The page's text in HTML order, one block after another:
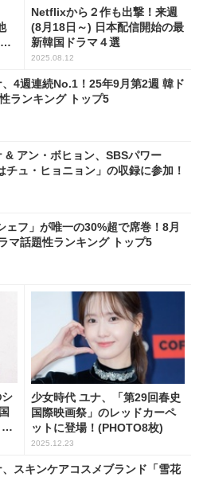
Netflixから２作も出撃！来週
(8月18日～) 日本配信開始の最
新韓国ドラマ４選
2025.08.12
4週連続No.1！25年9月第2週 韓ド
ランキング トップ5
& アン・ボヒョン、SBSパワー
チュ・ヒョニョン」の収録に参加！
ェフ」が唯一の30%超で席巻！8月
マ話題性ランキング トップ5
少女時代 ユナ、「第29回春史
国際映画祭」のレッドカーペ
ットに登場！(PHOTO8枚)
2025.12.23
スキンケアコスメブランド「雪花